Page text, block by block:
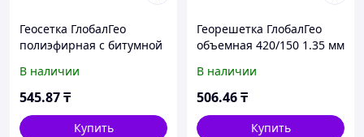
Геосетка ГлобалГео
полиэфирная с битумной
5x100 м
В наличии
545.87₸
Купить
Георешетка ГлобалГео
объемная 420/150 1.35 мм
В наличии
506.46₸
Купить